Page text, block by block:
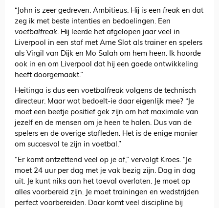
“John is zeer gedreven. Ambitieus. Hij is een freak en dat
zeg ik met beste intenties en bedoelingen. Een
voetbalfreak. Hij leerde het afgelopen jaar veel in
Liverpool in een staf met Arne Slot als trainer en spelers
als Virgil van Dijk en Mo Salah om hem heen. Ik hoorde
ook in en om Liverpool dat hij een goede ontwikkeling
heeft doorgemaakt.”
Heitinga is dus een voetbalfreak volgens de technisch
directeur. Maar wat bedoelt-ie daar eigenlijk mee? “Je
moet een beetje positief gek zijn om het maximale van
jezelf en de mensen om je heen te halen. Dus van de
spelers en de overige stafleden. Het is de enige manier
om succesvol te zijn in voetbal.”
“Er komt ontzettend veel op je af,” vervolgt Kroes. “Je
moet 24 uur per dag met je vak bezig zijn. Dag in dag
uit. Je kunt niks aan het toeval overlaten. Je moet op
alles voorbereid zijn. Je moet trainingen en wedstrijden
perfect voorbereiden. Daar komt veel discipline bij